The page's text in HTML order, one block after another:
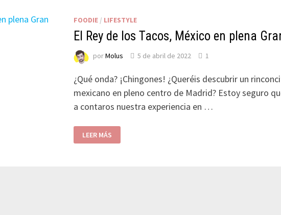
FOODIE / LIFESTYLE
El Rey de los Tacos, México en plena
porMolus 5 de abril de 2022 1
¿Qué onda? ¡Chingones! ¿Queréis descubrir un
mexicano en pleno centro de Madrid? Estoy seguro
a contaros nuestra experiencia en …
LEER MÁS